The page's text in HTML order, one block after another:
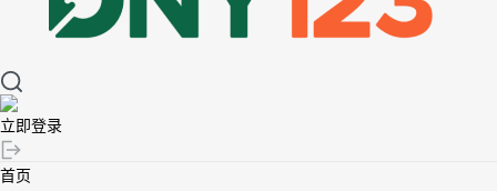
立即登录
首页